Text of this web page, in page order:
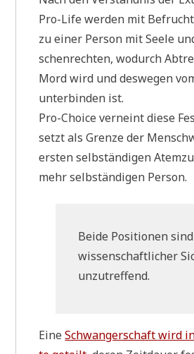
Pro-Life wer­den mit
zu einer Per­son mit See­le
schen­rech­ten, wodurch
Mord wird und des­we­gen
unter­bin­den ist.
Pro-Choice ver­neint die­se
setzt als Gren­ze der
ersten selb­stän­di­gen
mehr selb­stän­di­gen Person.
Bei­de Posi­tio­nen
wis­sen­schaft­li­cher
unzutreffend.
EineSchwan­ger­schaft wird